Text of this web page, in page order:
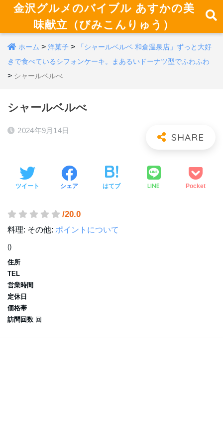
金沢グルメのバイブル あすかの美
味献立（びみこんりゅう）
ホーム > 洋菓子 >
「シャールベルベ 和倉温泉店」ずっと大好
きで食べているシフォンケーキ。まあるいドーナツ型でふわふわ
> シャールベルべ
シャールベルべ
2024年9月14日
ツイート シェア はてブ LINE Pocket
/20.0
料理: その他: ポイントについて
()
住所
TEL
営業時間
定休日
価格帯
訪問回数 回